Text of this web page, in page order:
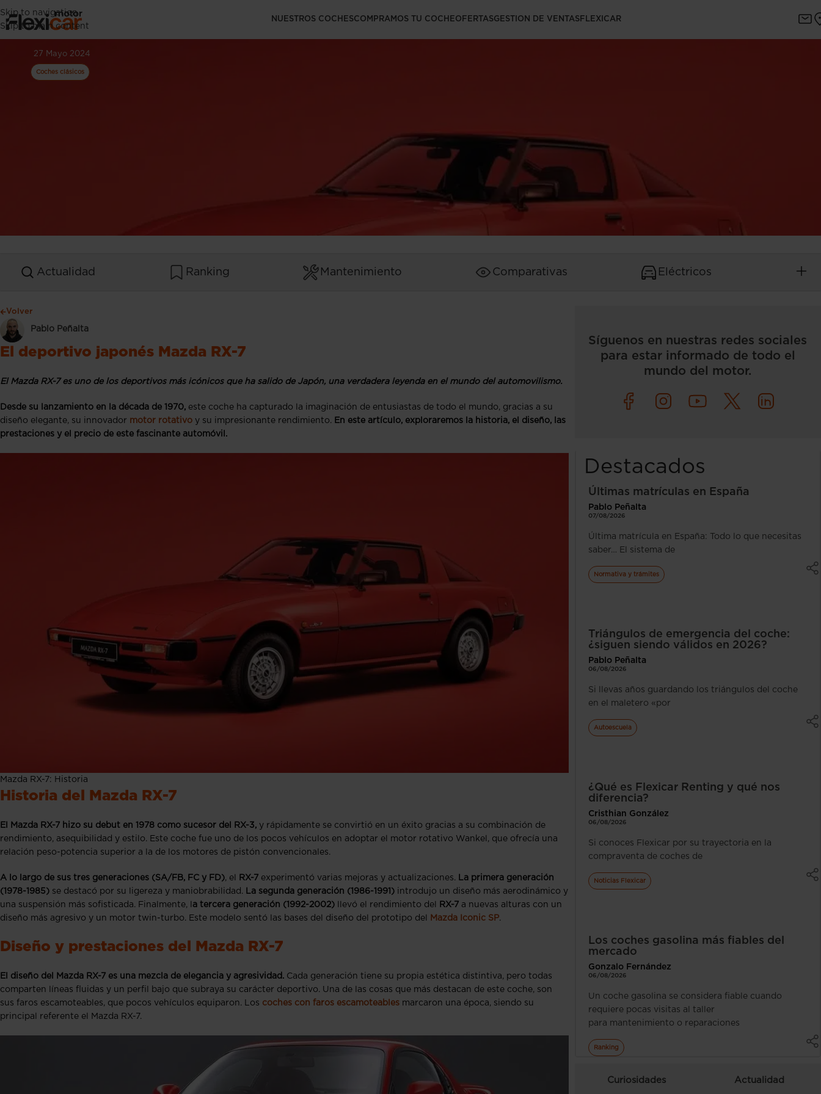
Skip to navigation
Skip to main content
NUESTROS COCHESCOMPRAMOS TU COCHEOFERTASGESTION DE VENTASFLEXICAR
Mazda RX-7
27 Mayo 2024
Coches clásicos
Actualidad Ranking Mantenimiento Comparativas Eléctricos
Volver
Pablo Peñalta
El deportivo japonés Mazda RX-7
El Mazda RX-7 es uno de los deportivos más icónicos que ha salido de Japón, una verdadera leyenda en el mundo del automovilismo.
Desde su lanzamiento en la década de 1970, este coche ha capturado la imaginación de entusiastas de todo el mundo, gracias a su
diseño elegante, su innovador motor rotativo y su impresionante rendimiento. En este artículo, exploraremos la historia, el diseño, las
prestaciones y el precio de este fascinante automóvil.
Mazda RX-7: Historia
Historia del Mazda RX-7
El Mazda RX-7 hizo su debut en 1978 como sucesor del RX-3, y rápidamente se convirtió en un éxito gracias a su combinación de
rendimiento, asequibilidad y estilo. Este coche fue uno de los pocos vehículos en adoptar el motor rotativo Wankel, que ofrecía una
relación peso-potencia superior a la de los motores de pistón convencionales.
A lo largo de sus tres generaciones (SA/FB, FC y FD), el RX-7 experimentó varias mejoras y actualizaciones. La primera generación
(1978-1985) se destacó por su ligereza y maniobrabilidad. La segunda generación (1986-1991) introdujo un diseño más aerodinámico y
una suspensión más sofisticada. Finalmente, l a tercera generación (1992-2002) llevó el rendimiento del RX-7 a nuevas alturas con un
diseño más agresivo y un motor twin-turbo. Este modelo sentó las bases del diseño del prototipo del
Mazda Iconic SP.
Diseño y prestaciones del Mazda RX-7
El diseño del Mazda RX-7 es una mezcla de elegancia y agresividad. Cada generación tiene su propia estética distintiva, pero todas
comparten líneas fluidas y un perfil bajo que subraya su carácter deportivo. Una de las cosas que más destacan de este coche, son
sus faros escamoteables, que pocos vehículos equiparon. Los coches con faros escamoteables marcaron una época, siendo su
principal referente el Mazda RX-7.
Síguenos en nuestras redes sociales
para estar informado de todo el
mundo del motor.
Destacados
Últimas matrículas en España
Pablo Peñalta
07/08/2026
Última matrícula en España: Todo lo que necesitas
saber… El sistema de
Normativa y trámites
Triángulos de emergencia del coche:
¿siguen siendo válidos en 2026?
Pablo Peñalta
06/08/2026
Si llevas años guardando los triángulos del coche
en el maletero «por
Autoescuela
¿Qué es Flexicar Renting y qué nos
diferencia?
Cristhian González
06/08/2026
Si conoces Flexicar por su trayectoria en la
compraventa de coches de
Noticias Flexicar
Los coches gasolina más fiables del
mercado
Gonzalo Fernández
06/08/2026
Un coche gasolina se considera fiable cuando
requiere pocas visitas al taller
para mantenimiento o reparaciones
Ranking
Curiosidades Actualidad